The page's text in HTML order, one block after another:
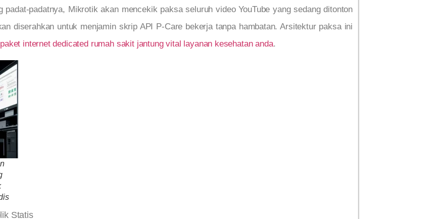
padat-padatnya, Mikrotik akan mencekik paksa seluruh video YouTube yang sedang ditonton
diserahkan untuk menjamin skrip API P-Care bekerja tanpa hambatan. Arsitektur paksa ini
paket internet dedicated rumah sakit jantung vital layanan kesehatan anda.
Statis